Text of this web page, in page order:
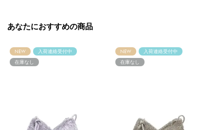
あなたにおすすめの商品
NEW
入荷連絡受付中
在庫なし
NEW
入荷連絡受付中
在庫なし